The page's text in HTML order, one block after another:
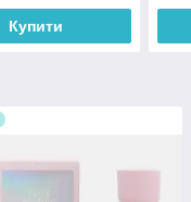
Купити